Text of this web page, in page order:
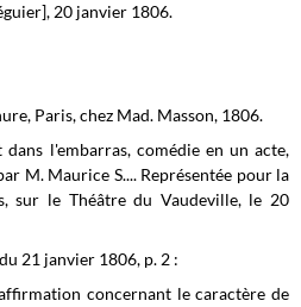
20 janvier 1806.
Paris, chez Mad. Masson, 1806.
l'embarras, comédie en un acte,
M. Maurice S.... Représentée pour la
sur le Théâtre du Vaudeville, le 20
21 janvier 1806, p. 2 :
concernant le caractère de